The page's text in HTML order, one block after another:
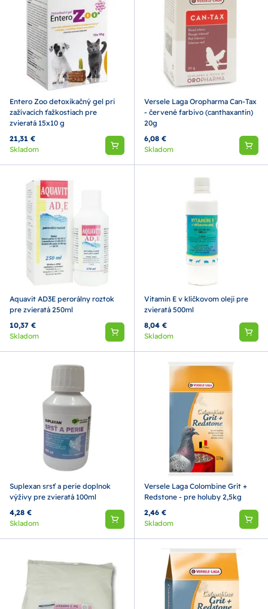
Entero Zoo detoxikačný gel pri
zažívacích ťažkostiach pre
zvieratá 15x10 g
21,31 €
Skladom
Versele Laga Oropharma Can-Tax
- červené farbivo (canthaxantin)
20g
6,08 €
Skladom
Aquavit AD3E perorálny roztok
pre zvieratá 250ml
10,37 €
Skladom
Vitamin E v klíčkovom oleji pre
zvieratá 500ml
8,04 €
Skladom
Suplexan srsť a perie doplnok
výživy pre zvieratá 100ml
4,28 €
Skladom
Versele Laga Colombine Grit +
Redstone - pre holuby 2,5kg
2,46 €
Skladom